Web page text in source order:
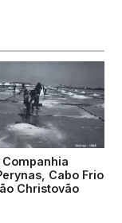
Companhia
Cabo Frio
Christovão